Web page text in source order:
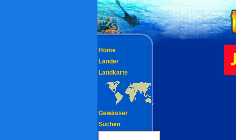
Home
Länder
Landkarte
Gewässer
Suchen